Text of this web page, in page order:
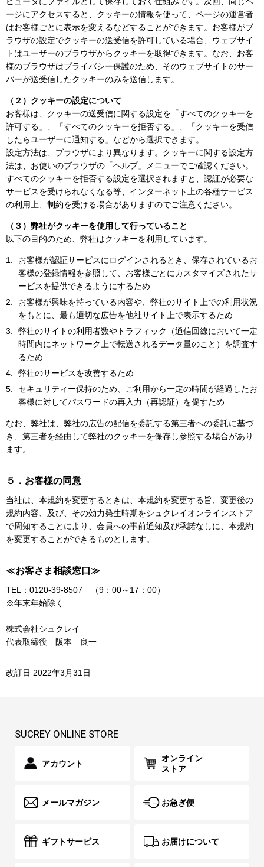
ージにアクセスすると、クッキーの情報を使って、ページの運営者
はお客様ごとに表示を変えるなどすることができます。お客様がブ
ラウザの設定でクッキーの送受信を許可している場合、ウェブサイ
トはユーザーのブラウザからクッキーを取得できます。なお、お客
様のブラウザはプライバシー保護のため、そのウェブサイトのサー
バーが送受信したクッキーのみを送信します。
（２）クッキーの設定について
お客様は、クッキーの送受信に関する設定を「すべてのクッキーを
許可する」、「すべてのクッキーを拒否する」、「クッキーを受信
したらユーザーに通知する」などから選択できます。
設定方法は、ブラウザにより異なります。クッキーに関する設定方
法は、お使いのブラウザの「ヘルプ」メニューでご確認ください。
すべてのクッキーを拒否する設定を選択されますと、認証が必要な
サービスを受けられなくなる等、インターネット上の各種サービス
の利用上、制約を受ける場合がありますのでご注意ください。
（３）弊社がクッキーを使用して行っていること
以下の目的のため、弊社はクッキーを利用しています。
お客様が認証サービスにログインされるとき、保存されているお
客様の登録情報を参照して、お客様ごとにカスタマイズされたサ
ービスを提供できるようにするため
お客様が興味を持っている内容や、弊社のサイト上での利用状況
をもとに、最も適切な広告を他社サイト上で表示するため
弊社のサイトの利用者数やトラフィック（通信回線において一定
時間内にネットワーク上で転送されるデータ量のこと）を調査す
るため
弊社のサービスを改善するため
セキュリティー保持のため、ご利用から一定の時間が経過したお
客様に対してパスワードの再入力（再認証）を促すため
なお、弊社は、弊社の広告の配信を委託する第三者への委託に基づ
き、第三者を経由して弊社のクッキーを保存し参照する場合があり
ます。
５．お客様の同意
当社は、本規約を変更するときは、本規約を変更する旨、変更後の
規約内容、及び、その効力発生時期をシュクレイオンラインストア
で周知することにより、会員への事前通知及び承諾なしに、本規約
を変更することができるものとします。
≪お客さま相談窓口≫
TEL：0120-39-8507 （9：00～17：00）
※年末年始除く
株式会社シュクレイ
代表取締役 阪本 良一
改訂日 2022年3月31日
SUCREY ONLINE STORE
アカウント
オンライン
ストア
メールマガジン お急ぎ便
ギフトサービス お届けについて